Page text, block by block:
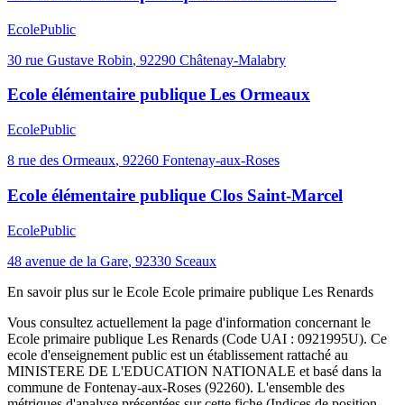
EcolePublic
30 rue Gustave Robin, 92290 Châtenay-Malabry
Ecole élémentaire publique Les Ormeaux
EcolePublic
8 rue des Ormeaux, 92260 Fontenay-aux-Roses
Ecole élémentaire publique Clos Saint-Marcel
EcolePublic
48 avenue de la Gare, 92330 Sceaux
En savoir plus sur le Ecole Ecole primaire publique Les Renards
Vous consultez actuellement la page d'information concernant le
Ecole primaire publique Les Renards (Code UAI : 0921995U). Ce
ecole d'enseignement public est un établissement rattaché au
MINISTERE DE L'EDUCATION NATIONALE et basé dans la
commune de Fontenay-aux-Roses (92260). L'ensemble des